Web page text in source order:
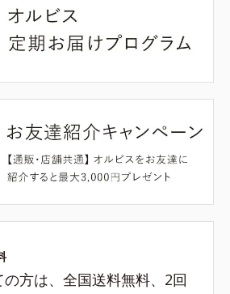
の方は、全国送料無料、2回